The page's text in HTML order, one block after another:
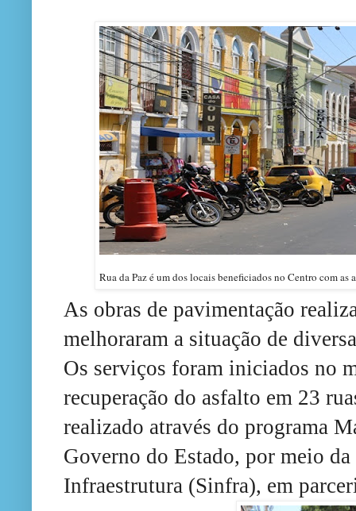
Rua da Paz é um dos locais beneficiados no Centro com
As obras de pavimentação
melhoraram a situação de
Os serviços foram iniciados no
recuperação do asfalto em 23
realizado através do programa
Governo do Estado, por meio da
Infraestrutura (Sinfra), em